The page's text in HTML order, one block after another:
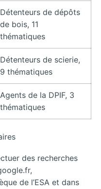
Détenteurs de dépôts
de bois, 11
thématiques
Détenteurs de scierie,
9 thématiques
Agents de la DPIF, 3
thématiques
des recherches
de l’ESA et dans